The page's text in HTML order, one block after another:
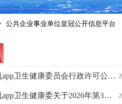
公共企业事业单位皇冠公开信息平台
健康委员会行政许可公示信息（6月）
于2026年第3批限制类医疗技术审核通过名单...